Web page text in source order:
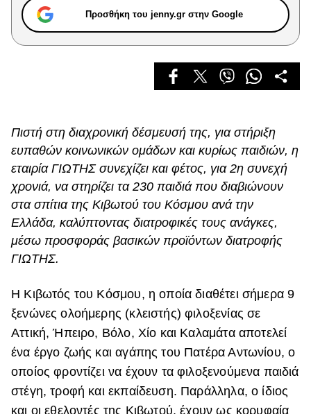
Living
Αφιερώματα
ΒΟΞ
Χωρίς Ταμπέλες
Women's Forum
Hautes Grecians
Γάμος
Προσθήκη του jenny.gr στην Google
Πιστή στη διαχρονική δέσμευσή της, για στήριξη
ευπαθών κοινωνικών ομάδων και κυρίως παιδιών, η
εταιρία ΓΙΩΤΗΣ συνεχίζει και φέτος, για 2η συνεχή
χρονιά, να στηρίζει τα 230 παιδιά που διαβιώνουν
στα σπίτια της Κιβωτού του Κόσμου ανά την
Ελλάδα, καλύπτοντας διατροφικές τους ανάγκες,
μέσω προσφοράς βασικών προϊόντων διατροφής
ΓΙΩΤΗΣ.
Η Κιβωτός του Κόσμου, η οποία διαθέτει σήμερα 9
ξενώνες ολοήμερης (κλειστής) φιλοξενίας σε
Αττική, Ήπειρο, Βόλο, Χίο και Καλαμάτα αποτελεί
ένα έργο ζωής και αγάπης του Πατέρα Αντωνίου, ο
οποίος φροντίζει να έχουν τα φιλοξενούμενα παιδιά
στέγη, τροφή και εκπαίδευση. Παράλληλα, ο ίδιος
και οι εθελοντές της Κιβωτού, έχουν ως κορυφαία